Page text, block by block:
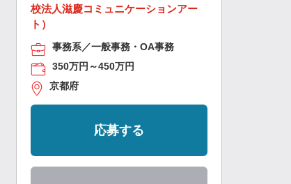
校法人滋慶コミュニケーションアー
ト）
事務系／一般事務・OA事務
350万円～450万円
京都府
応募する